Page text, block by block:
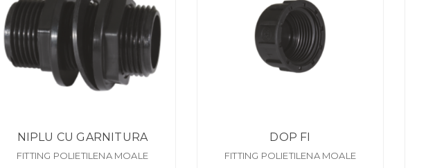
NIPLU CU GARNITURA
FITTING POLIETILENA MOALE
DOP FI
FITTING POLIETILENA MOALE